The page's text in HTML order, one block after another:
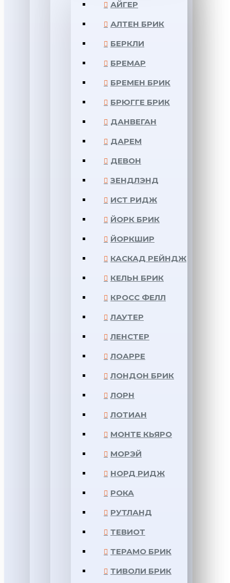
АЙГЕР
АЛТЕН БРИК
БЕРКЛИ
БРЕМАР
БРЕМЕН БРИК
БРЮГГЕ БРИК
ДАНВЕГАН
ДАРЕМ
ДЕВОН
ЗЕНДЛЭНД
ИСТ РИДЖ
ЙОРК БРИК
ЙОРКШИР
КАСКАД РЕЙНДЖ
КЕЛЬН БРИК
КРОСС ФЕЛЛ
ЛАУТЕР
ЛЕНСТЕР
ЛОАРРЕ
ЛОНДОН БРИК
ЛОРН
ЛОТИАН
МОНТЕ КЬЯРО
МОРЭЙ
НОРД РИДЖ
РОКА
РУТЛАНД
ТЕВИОТ
ТЕРАМО БРИК
ТИВОЛИ БРИК